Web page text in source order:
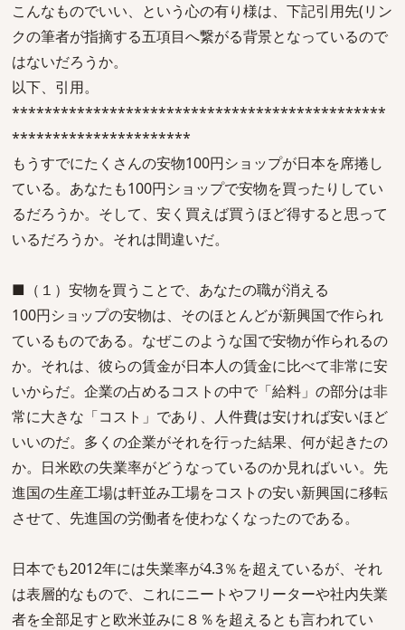
こんなものでいい、という心の有り様は、下記引用先(リン
クの筆者が指摘する五項目へ繋がる背景となっているので
はないだろうか。
以下、引用。
**********************************************
**********************
もうすでにたくさんの安物100円ショップが日本を席捲し
ている。あなたも100円ショップで安物を買ったりしてい
るだろうか。そして、安く買えば買うほど得すると思って
いるだろうか。それは間違いだ。
■（１）安物を買うことで、あなたの職が消える
100円ショップの安物は、そのほとんどが新興国で作られ
ているものである。なぜこのような国で安物が作られるの
か。それは、彼らの賃金が日本人の賃金に比べて非常に安
いからだ。企業の占めるコストの中で「給料」の部分は非
常に大きな「コスト」であり、人件費は安ければ安いほど
いいのだ。多くの企業がそれを行った結果、何が起きたの
か。日米欧の失業率がどうなっているのか見ればいい。先
進国の生産工場は軒並み工場をコストの安い新興国に移転
させて、先進国の労働者を使わなくなったのである。
日本でも2012年には失業率が4.3％を超えているが、それ
は表層的なもので、これにニートやフリーターや社内失業
者を全部足すと欧米並みに８％を超えるとも言われてい